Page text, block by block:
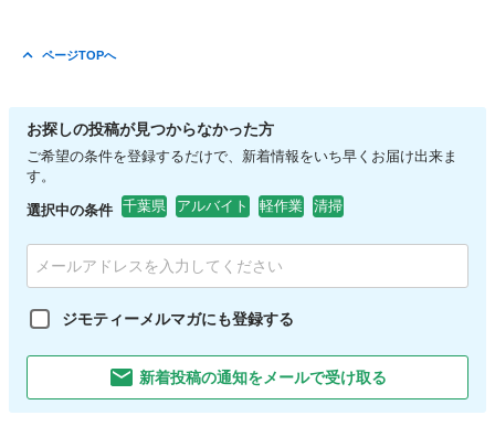
ページTOPへ
お探しの投稿が見つからなかった方
ご希望の条件を登録するだけで、新着情報をいち早くお届け出来ま
す。
選択中の条件 千葉県 アルバイト 軽作業 清掃
ジモティーメルマガにも登録する
新着投稿の通知をメールで受け取る